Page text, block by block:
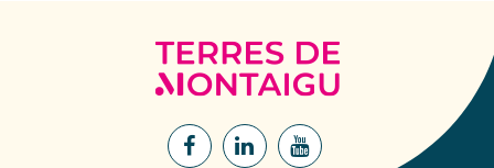
Terres
de
Montaigu
Lien
Lien
Lien